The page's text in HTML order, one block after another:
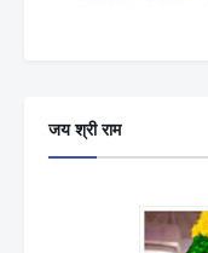
जय श्री राम